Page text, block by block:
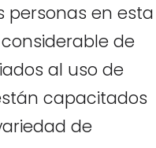
en esta
de
al uso de
capacitados
de